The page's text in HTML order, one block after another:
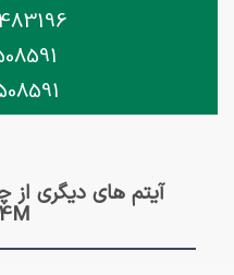
آیتم های دیگری از
4M فورام